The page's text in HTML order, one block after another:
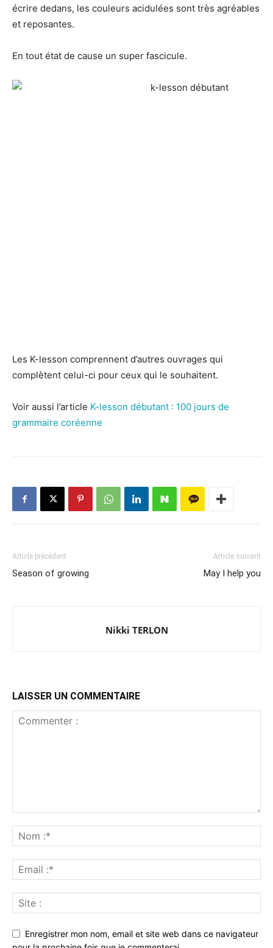
écrire dedans, les couleurs acidulées sont très agréables
et reposantes.
En tout état de cause un super fascicule.
Les K-lesson comprennent d’autres ouvrages qui
complètent celui-ci pour ceux qui le souhaitent.
Voir aussi l’article K-lesson débutant : 100 jours de
grammaire coréenne
Article précédent
Season of growing
Article suivant
May I help you
Nikki TERLON
LAISSER UN COMMENTAIRE
Enregistrer mon nom, email et site web dans ce navigateur